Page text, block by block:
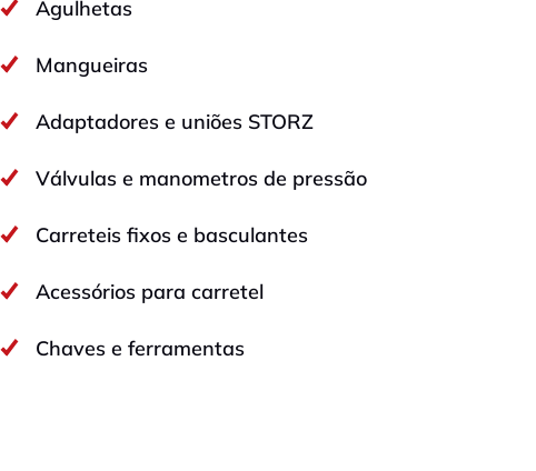
Agulhetas
Mangueiras
Adaptadores e uniões STORZ
Válvulas e manometros de pressão
Carreteis fixos e basculantes
Acessórios para carretel
Chaves e ferramentas